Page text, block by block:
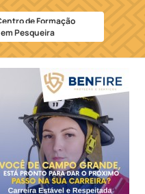
de Formação
Pesqueira